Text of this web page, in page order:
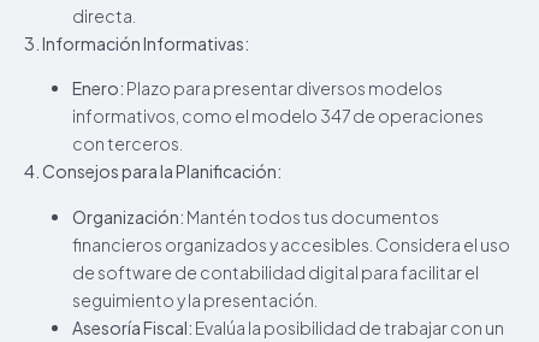
directa.
3. Información Informativas:
Enero: Plazo para presentar diversos modelos
informativos, como el modelo 347 de operaciones
con terceros.
4. Consejos para la Planificación:
Organización: Mantén todos tus documentos
financieros organizados y accesibles. Considera el uso
de software de contabilidad digital para facilitar el
seguimiento y la presentación.
Asesoría Fiscal: Evalúa la posibilidad de trabajar con un